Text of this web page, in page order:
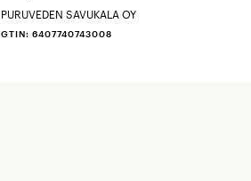
PURUVEDEN SAVUKALA OY
GTIN: 6407740743008